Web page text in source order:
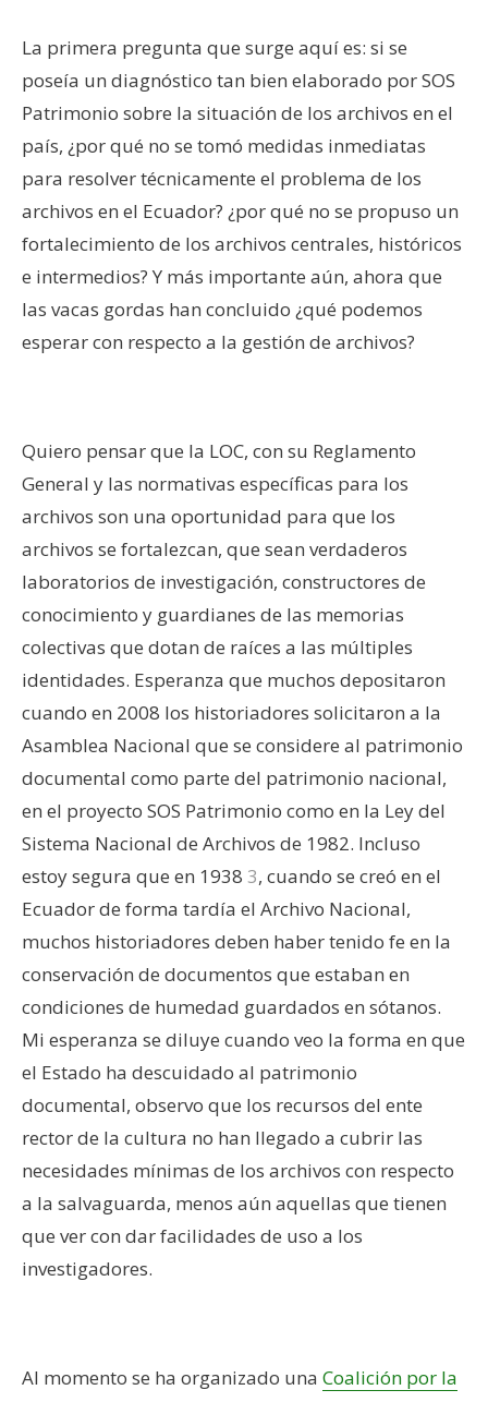
La primera pregunta que surge aquí es: si se
poseía un diagnóstico tan bien elaborado por SOS
Patrimonio sobre la situación de los archivos en el
país, ¿por qué no se tomó medidas inmediatas
para resolver técnicamente el problema de los
archivos en el Ecuador? ¿por qué no se propuso un
fortalecimiento de los archivos centrales, históricos
e intermedios? Y más importante aún, ahora que
las vacas gordas han concluido ¿qué podemos
esperar con respecto a la gestión de archivos?
Quiero pensar que la LOC, con su Reglamento
General y las normativas específicas para los
archivos son una oportunidad para que los
archivos se fortalezcan, que sean verdaderos
laboratorios de investigación, constructores de
conocimiento y guardianes de las memorias
colectivas que dotan de raíces a las múltiples
identidades. Esperanza que muchos depositaron
cuando en 2008 los historiadores solicitaron a la
Asamblea Nacional que se considere al patrimonio
documental como parte del patrimonio nacional,
en el proyecto SOS Patrimonio como en la Ley del
Sistema Nacional de Archivos de 1982. Incluso
estoy segura que en 1938 3, cuando se creó en el
Ecuador de forma tardía el Archivo Nacional,
muchos historiadores deben haber tenido fe en la
conservación de documentos que estaban en
condiciones de humedad guardados en sótanos.
Mi esperanza se diluye cuando veo la forma en que
el Estado ha descuidado al patrimonio
documental, observo que los recursos del ente
rector de la cultura no han llegado a cubrir las
necesidades mínimas de los archivos con respecto
a la salvaguarda, menos aún aquellas que tienen
que ver con dar facilidades de uso a los
investigadores.
Al momento se ha organizado una Coalición por la